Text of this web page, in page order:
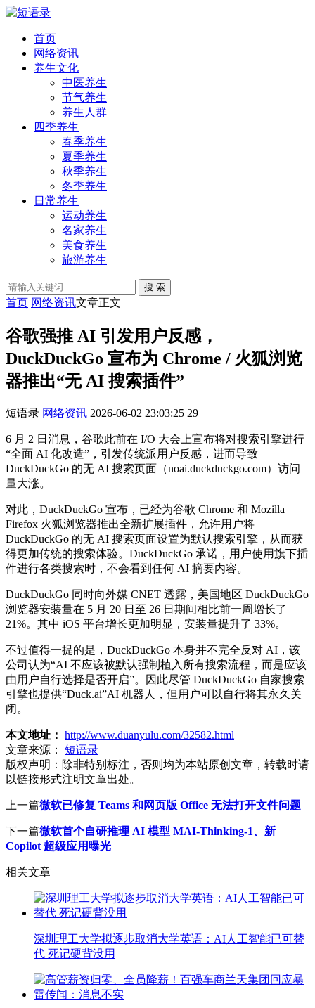
首页
网络资讯
养生文化
中医养生
节气养生
养生人群
四季养生
春季养生
夏季养生
秋季养生
冬季养生
日常养生
运动养生
名家养生
美食养生
旅游养生
搜 索
首页 网络资讯文章正文
谷歌强推 AI 引发用户反感，
DuckDuckGo 宣布为 Chrome / 火狐浏览
器推出“无 AI 搜索插件”
短语录 网络资讯 2026-06-02 23:03:25 29
6 月 2 日消息，谷歌此前在 I/O 大会上宣布将对搜索引擎进行
“全面 AI 化改造”，引发传统派用户反感，进而导致
DuckDuckGo 的无 AI 搜索页面（noai.duckduckgo.com）访问
量大涨。
对此，DuckDuckGo 宣布，已经为谷歌 Chrome 和 Mozilla
Firefox 火狐浏览器推出全新扩展插件，允许用户将
DuckDuckGo 的无 AI 搜索页面设置为默认搜索引擎，从而获
得更加传统的搜索体验。DuckDuckGo 承诺，用户使用旗下插
件进行各类搜索时，不会看到任何 AI 摘要内容。
DuckDuckGo 同时向外媒 CNET 透露，美国地区 DuckDuckGo
浏览器安装量在 5 月 20 日至 26 日期间相比前一周增长了
21%。其中 iOS 平台增长更加明显，安装量提升了 33%。
不过值得一提的是，DuckDuckGo 本身并不完全反对 AI，该
公司认为“AI 不应该被默认强制植入所有搜索流程，而是应该
由用户自行选择是否开启”。因此尽管 DuckDuckGo 自家搜索
引擎也提供“Duck.ai”AI 机器人，但用户可以自行将其永久关
闭。
本文地址： http://www.duanyulu.com/32582.html
文章来源：
短语录
版权声明： 除非特别标注，否则均为本站原创文章，转载时请
以链接形式注明文章出处。
上一篇微软已修复 Teams 和网页版 Office 无法打开文件问题
下一篇微软首个自研推理 AI 模型 MAI-Thinking-1、新
Copilot 超级应用曝光
相关文章
深圳理工大学拟逐步取消大学英语：AI人工智能已可替
代 死记硬背没用